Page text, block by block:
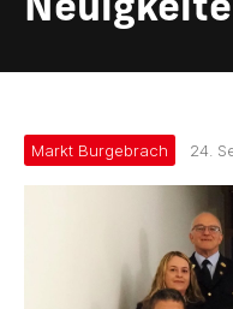
Markt Burgebrach 24.